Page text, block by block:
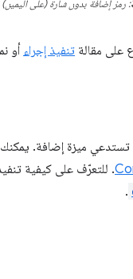
: رمز إضافة بدون شارة (على
على مقالة تنفيذ إجراء أو
. للتعرّف على كيفية
.